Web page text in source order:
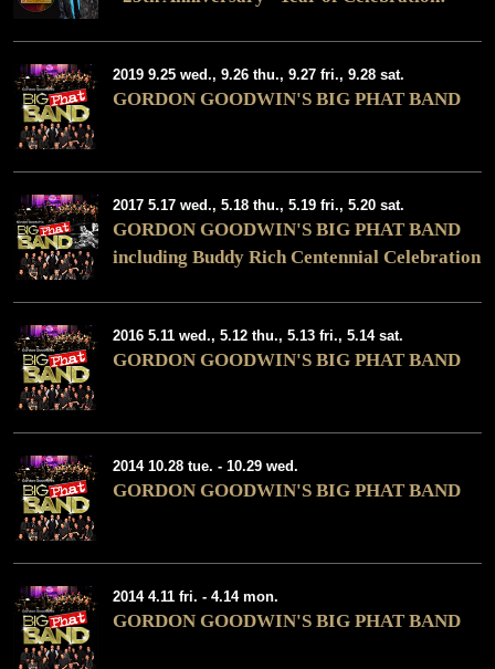
2019 9.25 wed., 9.26 thu., 9.27 fri., 9.28 sat.
GORDON GOODWIN'S BIG PHAT BAND
2017 5.17 wed., 5.18 thu., 5.19 fri., 5.20 sat.
GORDON GOODWIN'S BIG PHAT BAND
including Buddy Rich Centennial Celebration
2016 5.11 wed., 5.12 thu., 5.13 fri., 5.14 sat.
GORDON GOODWIN'S BIG PHAT BAND
2014 10.28 tue. - 10.29 wed.
GORDON GOODWIN'S BIG PHAT BAND
2014 4.11 fri. - 4.14 mon.
GORDON GOODWIN'S BIG PHAT BAND